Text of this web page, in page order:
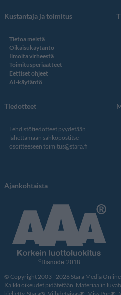
Kustantaja ja toimitus
Tietoa meistä
Oikaisukäytäntö
Ilmoita virheestä
Toimitusperiaatteet
Eettiset ohjeet
AI-käytäntö
Tiedotteet
Lehdistötiedotteet pyydetään
lähettämään sähköpostitse
osoitteeseen toimitus@stara.fi
Ajankohtaista
© Copyright 2003 - 2026 Stara Media
Kaikki oikeudet pidätetään. Materiaalin